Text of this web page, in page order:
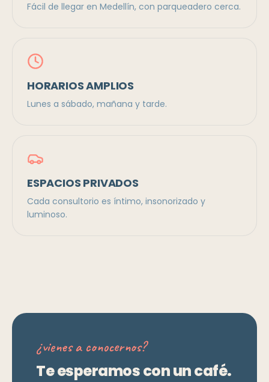
Fácil de llegar en Medellín, con parqueadero cerca.
HORARIOS AMPLIOS
Lunes a sábado, mañana y tarde.
ESPACIOS PRIVADOS
Cada consultorio es íntimo, insonorizado y
luminoso.
¿vienes a conocernos?
Te esperamos con un café.